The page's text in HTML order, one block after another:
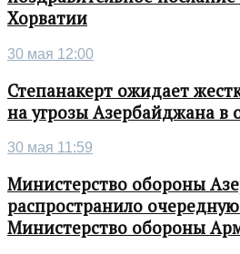
Хорватии
30 мая 12:00
Степанакерт ожидает
на угрозы Азербайджана
30 мая 11:59
Министерство обороны
распространило
Министерство обороны